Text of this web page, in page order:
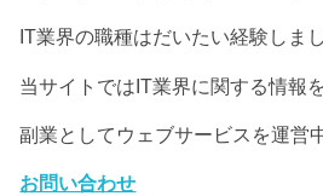
IT業界の職種はだいたい経験しまし
当サイトではIT業界に関する情報
副業としてウェブサービスを運営中
お問い合わせ